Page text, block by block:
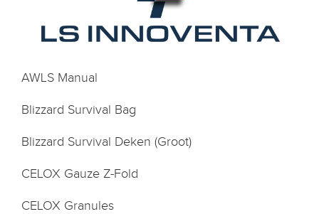
AWLS Manual
Blizzard Survival Bag
Blizzard Survival Deken (Groot)
CELOX Gauze Z-Fold
CELOX Granules